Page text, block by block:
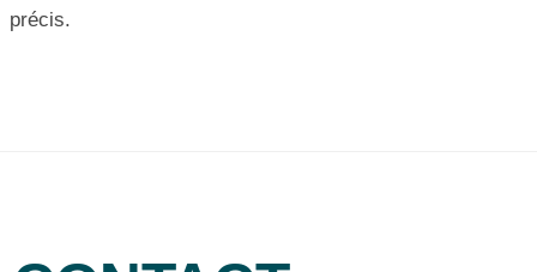
précis.